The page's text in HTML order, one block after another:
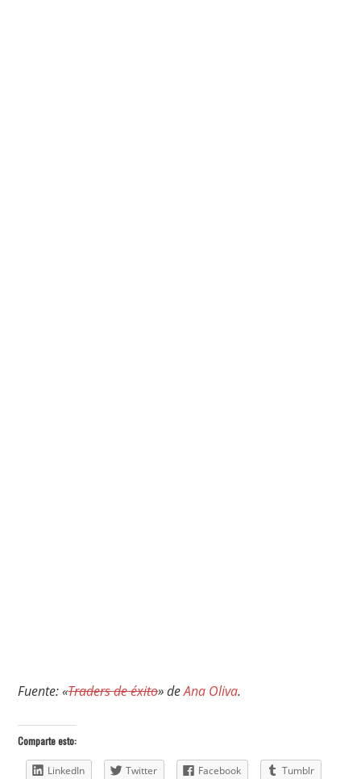
Fuente: «Traders de éxito» deAna Oliva.
Comparte esto:
LinkedIn Twitter Facebook Tumblr